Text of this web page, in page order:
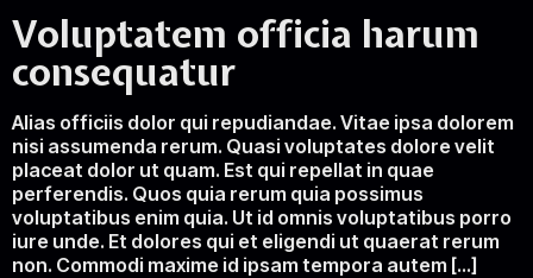
Voluptatem officia harum
consequatur
Alias officiis dolor qui repudiandae. Vitae ipsa dolorem
nisi assumenda rerum. Quasi voluptates dolore velit
placeat dolor ut quam. Est qui repellat in quae
perferendis. Quos quia rerum quia possimus
voluptatibus enim quia. Ut id omnis voluptatibus porro
iure unde. Et dolores qui et eligendi ut quaerat rerum
non. Commodi maxime id ipsam tempora autem […]